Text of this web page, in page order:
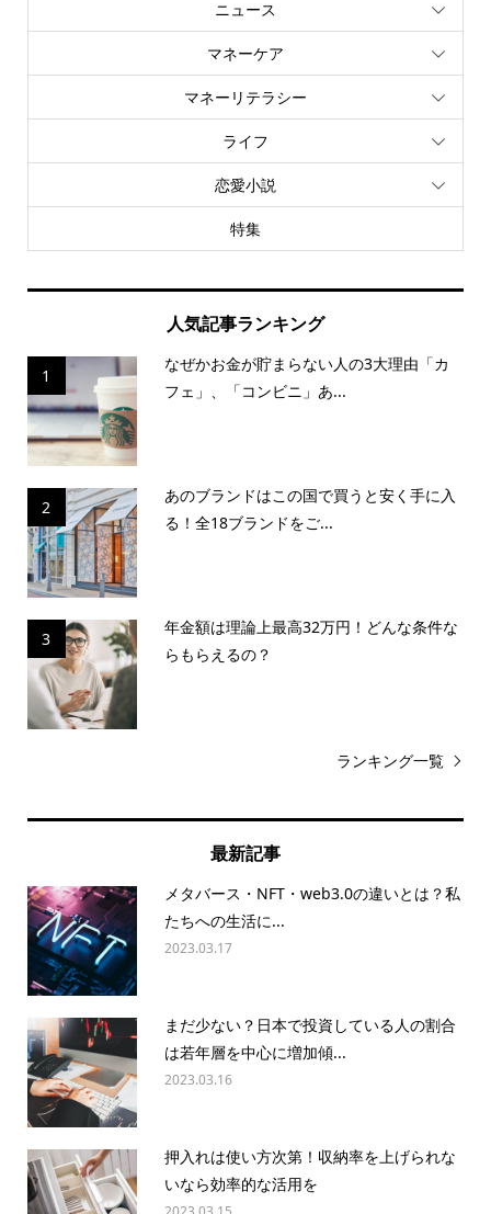
ニュース
マネーケア
マネーリテラシー
ライフ
恋愛小説
特集
人気記事ランキング
1
なぜかお金が貯まらない人の3大理由「カ
フェ」、「コンビニ」あ...
2
あのブランドはこの国で買うと安く手に入
る！全18ブランドをご...
3
年金額は理論上最高32万円！どんな条件な
らもらえるの？
ランキング一覧
最新記事
メタバース・NFT・web3.0の違いとは？私
たちへの生活に...
2023.03.17
まだ少ない？日本で投資している人の割合
は若年層を中心に増加傾...
2023.03.16
押入れは使い方次第！収納率を上げられな
いなら効率的な活用を